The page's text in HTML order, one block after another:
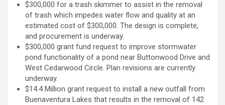
$300,000 for a trash skimmer to assist in the removal
of trash which impedes water flow and quality at an
estimated cost of $300,000. The design is complete,
and procurement is underway.
$300,000 grant fund request to improve stormwater
pond functionality of a pond near Buttonwood Drive and
West Cedarwood Circle. Plan revisions are currently
underway.
$14.4 Million grant request to install a new outfall from
Buenaventura Lakes that results in the removal of 142